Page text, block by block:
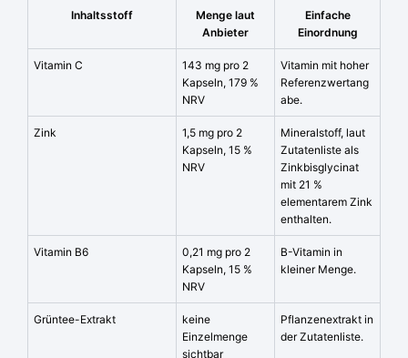
Inhaltsstoff
Menge laut
Anbieter
Einfache
Einordnung
Vitamin C
143 mg pro 2
Kapseln, 179 %
NRV
Vitamin mit hoher
Referenzwertang
abe.
Zink
1,5 mg pro 2
Kapseln, 15 %
NRV
Mineralstoff, laut
Zutatenliste als
Zinkbisglycinat
mit 21 %
elementarem Zink
enthalten.
Vitamin B6
0,21 mg pro 2
Kapseln, 15 %
NRV
B-Vitamin in
kleiner Menge.
Grüntee-Extrakt
keine
Einzelmenge
sichtbar
Pflanzenextrakt in
der Zutatenliste.